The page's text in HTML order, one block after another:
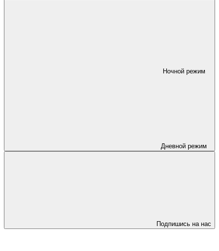
Ночной режим
Дневной режим
Подпишись на нас